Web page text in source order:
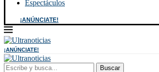
Espectáculos
¡ANÚNCIATE!
¡ANÚNCIATE!
Buscar